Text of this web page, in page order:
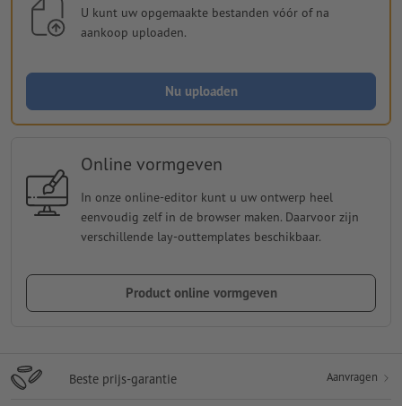
U kunt uw opgemaakte bestanden vóór of na
aankoop uploaden.
Nu uploaden
Online vormgeven
In onze online-editor kunt u uw ontwerp heel
eenvoudig zelf in de browser maken. Daarvoor zijn
verschillende lay-outtemplates beschikbaar.
Product online vormgeven
Beste prijs-garantie Aanvragen